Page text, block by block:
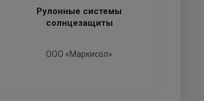
Рулонные системы
солнцезащиты
ООО «Маркисол»